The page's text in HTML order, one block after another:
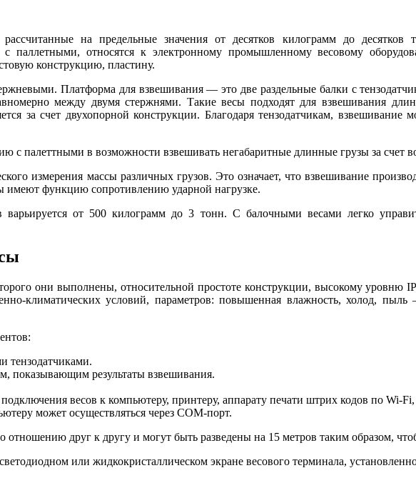
на предельные значения от десятков килограмм до десятков
с паллетными, относятся к электронному промышленному весовому
конструкцию, пластину.
Платформа для взвешивания — это две раздельные балки с
между двумя стержнями. Такие весы подходят для взвешивания
за счет двухопорной конструкции. Благодаря тензодатчикам,
с палеттными в возможности взвешивать негабаритные длинные грузы за счет
измерения массы различных грузов. Это означает, что взвешивание
имеют функцию сопротивлению ударной нагрузке.
варьируется от 500 килограмм до 3 тонн. С балочными весами легко
они выполнены, относительной простоте конструкции, высокому уровню
климатических условий, параметров: повышенная влажность, холод,
тензодатчиками.
показывающим результаты взвешивания.
весов к компьютеру, принтеру, аппарату печати штрих кодов по Wi-
может осуществляться через СОМ-порт.
отношению друг к другу и могут быть разведены на 15 метров таким образом,
или жидкокристаллическом экране весового терминала,